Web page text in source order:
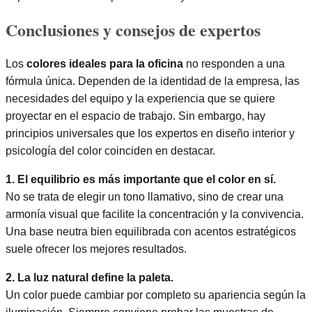
Conclusiones y consejos de expertos
Los colores ideales para la oficina no responden a una
fórmula única. Dependen de la identidad de la empresa, las
necesidades del equipo y la experiencia que se quiere
proyectar en el espacio de trabajo. Sin embargo, hay
principios universales que los expertos en diseño interior y
psicología del color coinciden en destacar.
1. El equilibrio es más importante que el color en sí.
No se trata de elegir un tono llamativo, sino de crear una
armonía visual que facilite la concentración y la convivencia.
Una base neutra bien equilibrada con acentos estratégicos
suele ofrecer los mejores resultados.
2. La luz natural define la paleta.
Un color puede cambiar por completo su apariencia según la